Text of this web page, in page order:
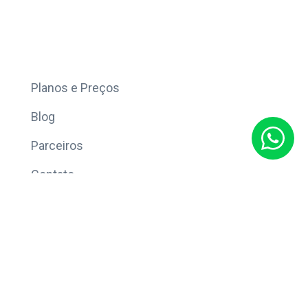
Planos e Preços
Blog
Parceiros
Contato